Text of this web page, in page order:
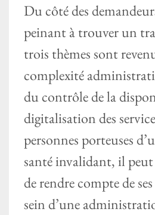
Du côté des
peinant à trouver un
trois thèmes sont
complexité
du contrôle de la
digitalisation des
personnes porteuses
santé invalidant, il
de rendre compte de
sein d’une